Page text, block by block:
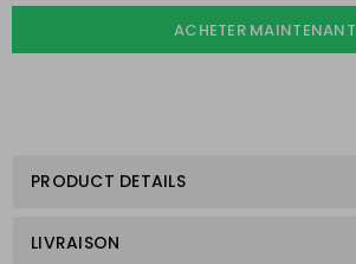
ACHETER MAINTENANT
PRODUCT DETAILS
LIVRAISON